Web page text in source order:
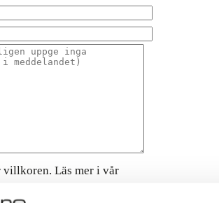
villkoren. Läs mer i vår